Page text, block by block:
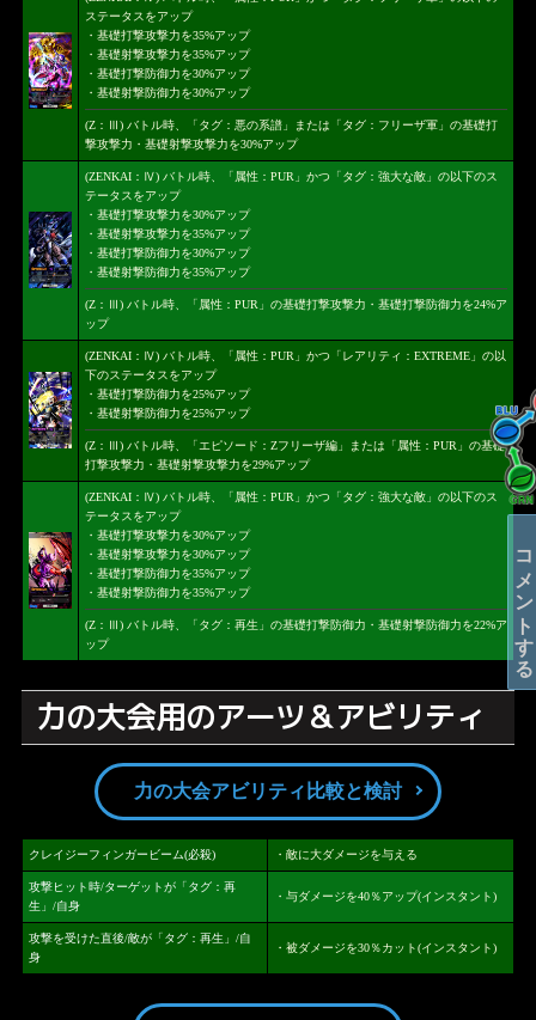
ステータスをアップ
・基礎打撃攻撃力を35%アップ
・基礎射撃攻撃力を35%アップ
・基礎打撃防御力を30%アップ
・基礎射撃防御力を30%アップ
(Z：Ⅲ) バトル時、「タグ：悪の系譜」または「タグ：フリーザ軍」の基礎打
撃攻撃力・基礎射撃攻撃力を30%アップ
(ZENKAI：Ⅳ) バトル時、「属性：PUR」かつ「タグ：強大な敵」の以下のス
テータスをアップ
・基礎打撃攻撃力を30%アップ
・基礎射撃攻撃力を35%アップ
・基礎打撃防御力を30%アップ
・基礎射撃防御力を35%アップ
(Z：Ⅲ) バトル時、「属性：PUR」の基礎打撃攻撃力・基礎打撃防御力を24%ア
ップ
(ZENKAI：Ⅳ) バトル時、「属性：PUR」かつ「レアリティ：EXTREME」の以
下のステータスをアップ
・基礎打撃防御力を25%アップ
・基礎射撃防御力を25%アップ
(Z：Ⅲ) バトル時、「エピソード：Zフリーザ編」または「属性：PUR」の基礎
打撃攻撃力・基礎射撃攻撃力を29%アップ
(ZENKAI：Ⅳ) バトル時、「属性：PUR」かつ「タグ：強大な敵」の以下のス
テータスをアップ
・基礎打撃攻撃力を30%アップ
・基礎射撃攻撃力を30%アップ
・基礎打撃防御力を35%アップ
・基礎射撃防御力を35%アップ
(Z：Ⅲ) バトル時、「タグ：再生」の基礎打撃防御力・基礎射撃防御力を22%ア
ップ
力の大会用のアーツ＆アビリティ
力の大会アビリティ比較と検討
クレイジーフィンガービーム(必殺) ・敵に大ダメージを与える
攻撃ヒット時/ターゲットが「タグ：再
生」/自身
・与ダメージを40％アップ(インスタント)
攻撃を受けた直後/敵が「タグ：再生」/自
身
・被ダメージを30％カット(インスタント)
コメントする